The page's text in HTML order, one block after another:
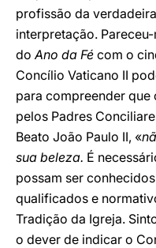
profissão da
interpretação.
doAno da Fé com o
Concílio Vaticano II
para compreender que
pelos Padres
Beato João Paulo II, «
sua beleza. É
possam ser
qualificados e
Tradição da Igreja.
o dever de indicar o